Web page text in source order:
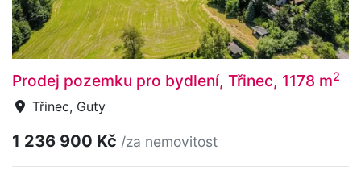
Prodej pozemku pro bydlení, Třinec, 1178 m2
Třinec, Guty
1 236 900 Kč /za nemovitost